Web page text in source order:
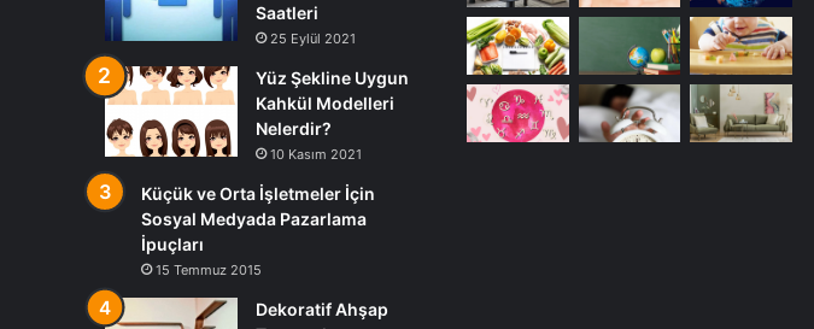
Saatleri
25 Eylül 2021
Yüz Şekline Uygun
Kahkül Modelleri
Nelerdir?
10 Kasım 2021
Küçük ve Orta İşletmeler İçin
Sosyal Medyada Pazarlama
İpuçları
15 Temmuz 2015
Dekoratif Ahşap